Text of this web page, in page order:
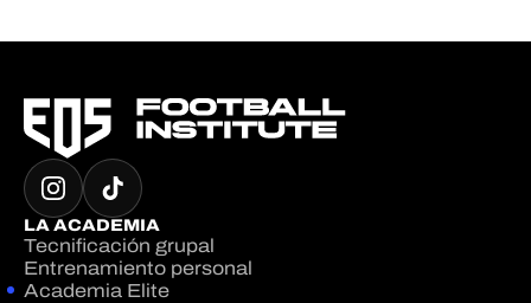
LA ACADEMIA
Tecnificación grupal
Entrenamiento personal
Academia Elite